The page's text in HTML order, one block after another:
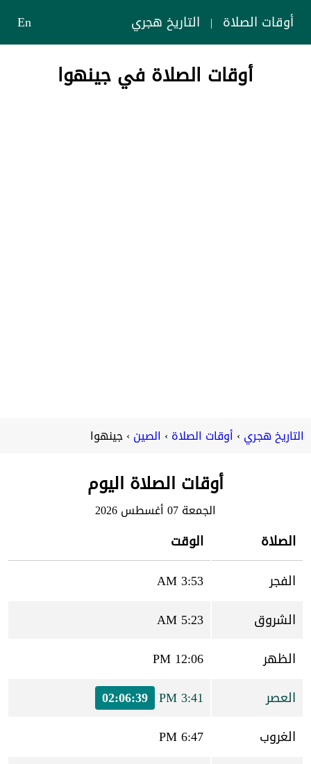
أوقات الصلاة | التاريخ هجري En
أوقات الصلاة في جينهوا
التاريخ هجري أوقات الصلاة الصين جينهوا
أوقات الصلاة اليوم
الجمعة 07 أغسطس 2026
الصلاة
الوقت
الفجر
3:53 AM
الشروق
5:23 AM
الظهر
12:06 PM
العصر
3:41 PM
02:06:39
الغروب
6:47 PM